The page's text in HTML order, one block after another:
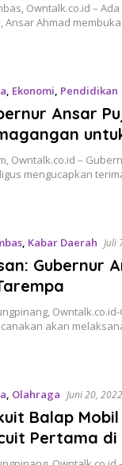
Owntalk.co.id –
Ansar Ahmad
, Ekonomi, Pendidikan
Ansar
Owntalk.co.id –
mengucapkan
, Kabar Daerah Juli
Gubernur
akan
, Olahraga Juni 20, 2022
Balap
Pertama di